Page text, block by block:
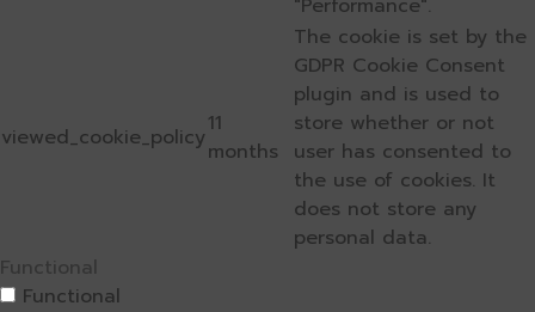
viewed_cookie_policy11
months
The cookie is set by the
GDPR Cookie Consent
plugin and is used to
store whether or not
user has consented to
the use of cookies. It
does not store any
personal data.
Functional
Functional